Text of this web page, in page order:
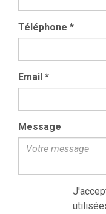
Téléphone *
Email *
Message